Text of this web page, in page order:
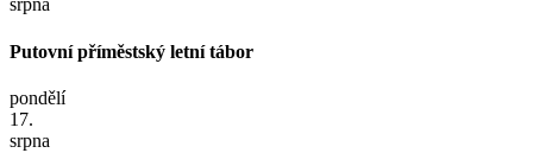
srpna
Putovní příměstský letní tábor
pondělí
17.
srpna